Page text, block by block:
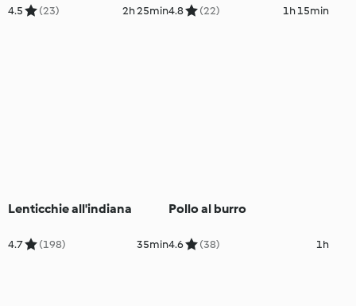
4.5 (23) 2h 25min4.8 (22) 1h 15min
Lenticchie all'indiana
4.7 (198) 35min
Pollo al burro
4.6 (38) 1h